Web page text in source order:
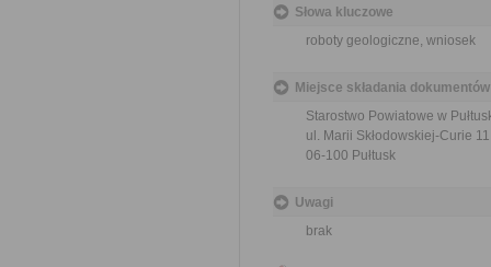
Słowa kluczowe
roboty geologiczne, wniosek
Miejsce składania dokumentów
Starostwo Powiatowe w
ul. Marii Skłodowskiej-Curie 11
06-100 Pułtusk
Uwagi
brak